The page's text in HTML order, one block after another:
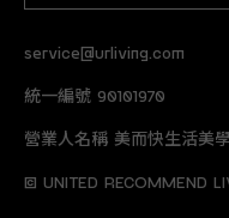
service@urliving.com
統一編號 90101970
營業人名稱 美而快生活美
© UNITED RECOMMEND